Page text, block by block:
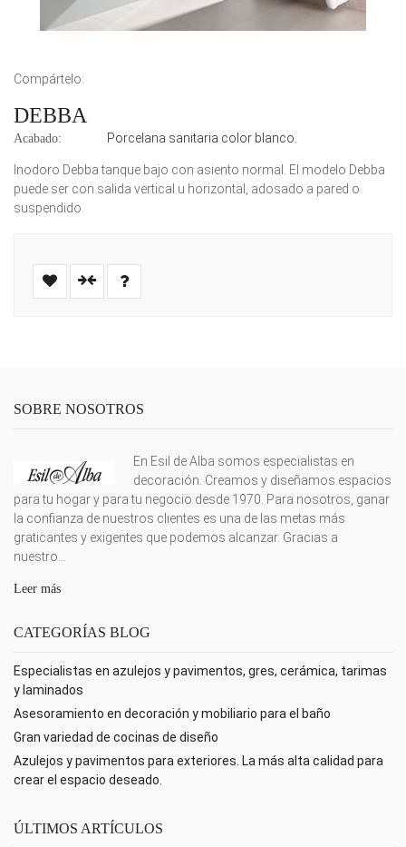
Compártelo:
DEBBA
Acabado: Porcelana sanitaria color blanco.
Inodoro Debba tanque bajo con asiento normal. El modelo Debba
puede ser con salida vertical u horizontal, adosado a pared o
suspendido.
SOBRE NOSOTROS
En Esil de Alba somos especialistas en
decoración. Creamos y diseñamos espacios
para tu hogar y para tu negocio desde 1970. Para nosotros, ganar
la confianza de nuestros clientes es una de las metas más
graticantes y exigentes que podemos alcanzar. Gracias a
nuestro...
Leer más
CATEGORÍAS BLOG
Especialistas en azulejos y pavimentos, gres, cerámica, tarimas
y laminados
Asesoramiento en decoración y mobiliario para el baño
Gran variedad de cocinas de diseño
Azulejos y pavimentos para exteriores. La más alta calidad para
crear el espacio deseado.
ÚLTIMOS ARTÍCULOS